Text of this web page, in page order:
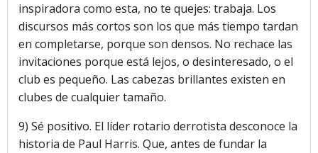
inspiradora como esta, no te quejes: trabaja. Los
discursos más cortos son los que más tiempo tardan
en completarse, porque son densos. No rechace las
invitaciones porque está lejos, o desinteresado, o el
club es pequeño. Las cabezas brillantes existen en
clubes de cualquier tamaño.
9) Sé positivo. El líder rotario derrotista desconoce la
historia de Paul Harris. Que, antes de fundar la